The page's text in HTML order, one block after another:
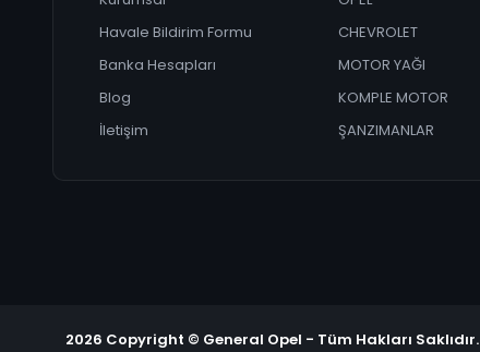
Havale Bildirim Formu
Banka Hesapları
Blog
İletişim
CHEVROLET
MOTOR YAĞI
KOMPLE MOTOR
ŞANZIMANLAR
2026 Copyright © General Opel - Tüm Hakları Saklıdır.